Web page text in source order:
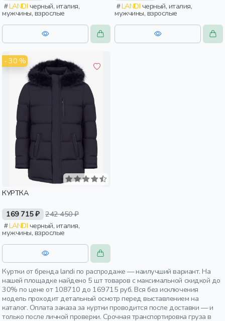
LANDI
мужчины, взрослые
LANDI
мужчины, взрослые
- 30 %
КУРТКА
169 715 ₽ 242 450 ₽
LANDI
мужчины, взрослые
Куртки от бренда landi по распродаже — наилучший вариант. На
нашей площадке найдено 5 шт товаров с максимальной скидкой до
30% по цене от 108710 до 169715 руб. Вся без исключения
модель проходит детальный осмотр перед выставлением на
каталог. Оплата заказа за куртки проводится после доставки — и
только после личной проверки. Срочная транспортировка груза в